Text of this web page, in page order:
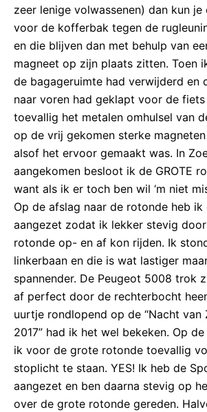
zeer lenige volwassenen) dan kun
voor de kofferbak tegen de
en die blijven dan met behulp van
magneet op zijn plaats zitten. Toen
de bagageruimte had verwijderd en
naar voren had geklapt voor de
toevallig het metalen omhulsel van
op de vrij gekomen sterke
alsof het ervoor gemaakt was. In
aangekomen besloot ik de GROTE
want als ik er toch ben wil ‘m niet
Op de afslag naar de rotonde heb
aangezet zodat ik lekker stevig
rotonde op- en af kon rijden. Ik
linkerbaan en die is wat lastiger
spannender. De Peugeot 5008 trok
af perfect door de rechterbocht
uurtje rondlopend op de “Nacht van
2017” had ik het wel bekeken. Op
ik voor de grote rotonde toevallig
stoplicht te staan. YES! Ik heb de
aangezet en ben daarna stevig op
over de grote rotonde gereden.